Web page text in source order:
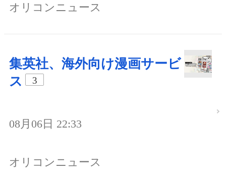
オリコンニュース
集英社、海外向け漫画サービ
ス
3
08月06日 22:33
オリコンニュース